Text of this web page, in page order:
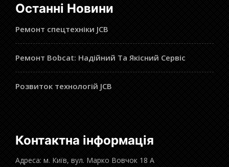
Останні Новини
Ремонт спецтехніки JCB
Ремонт Bobcat: Надійний Та Якісний Сервіс
Розвиток технологій JCB
Контактна інформація
Адреса: м. Київ, вул. Марко Вовчок 18 А